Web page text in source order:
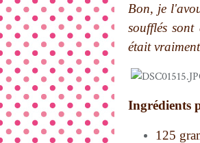
Bon, je
soufflés
était
Ingrédients
125